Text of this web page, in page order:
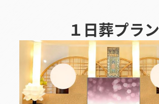
１日葬プラン